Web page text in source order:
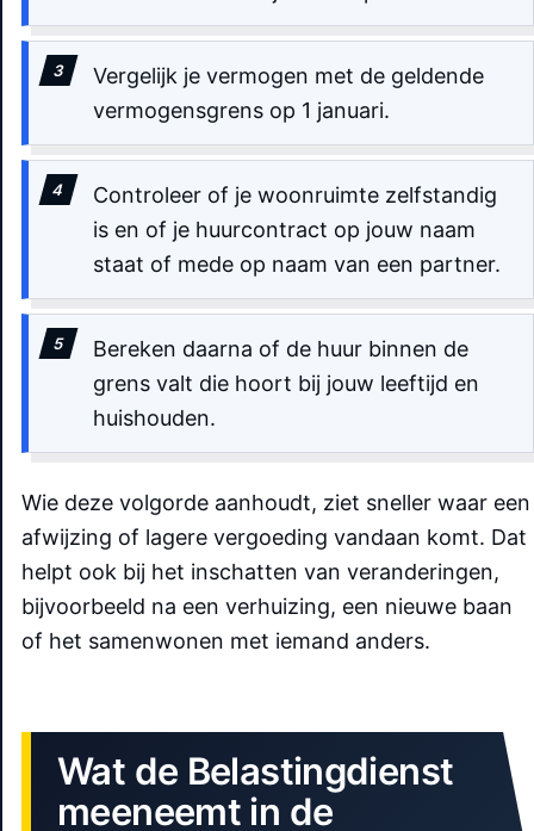
Vergelijk je vermogen met de geldende
vermogensgrens op 1 januari.
Controleer of je woonruimte zelfstandig
is en of je huurcontract op jouw naam
staat of mede op naam van een partner.
Bereken daarna of de huur binnen de
grens valt die hoort bij jouw leeftijd en
huishouden.
Wie deze volgorde aanhoudt, ziet sneller waar een
afwijzing of lagere vergoeding vandaan komt. Dat
helpt ook bij het inschatten van veranderingen,
bijvoorbeeld na een verhuizing, een nieuwe baan
of het samenwonen met iemand anders.
Wat de Belastingdienst
meeneemt in de